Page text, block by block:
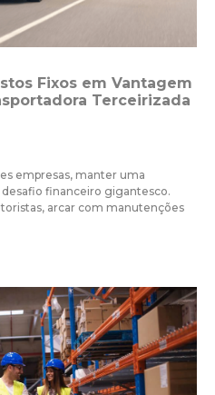
Fixos em Vantagem
Terceirizada
empresas, manter uma
financeiro gigantesco.
arcar com manutenções